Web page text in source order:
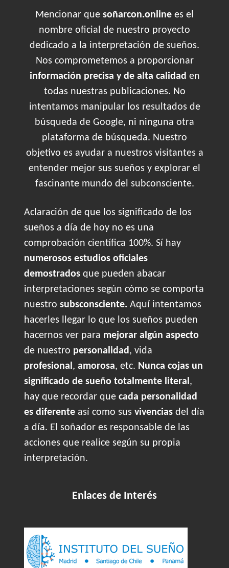
Mencionar que soñarcon.online es el
nombre oficial de nuestro proyecto
dedicado a la interpretación de sueños.
Nos comprometemos a proporcionar
información precisa y de alta calidad en
todas nuestras publicaciones. No
intentamos manipular los resultados de
búsqueda de Google, ni ninguna otra
plataforma de búsqueda. Nuestro
objetivo es ayudar a nuestros visitantes a
entender mejor sus sueños y explorar el
fascinante mundo del subconsciente.
Aclaración de que los significado de los
sueños a día de hoy no es una
comprobación científica 100%. Sí hay
numerosos estudios oficiales
demostrados que pueden abacar
interpretaciones según cómo se comporta
nuestro subsconsciente. Aquí intentamos
hacerles llegar lo que los sueños pueden
hacernos ver para mejorar algún aspecto
de nuestro personalidad, vida
profesional, amorosa, etc. Nunca cojas un
significado de sueño totalmente literal,
hay que recordar que cada personalidad
es diferente así como sus vivencias del día
a día. El soñador es responsable de las
acciones que realice según su propia
interpretación.
Enlaces de Interés